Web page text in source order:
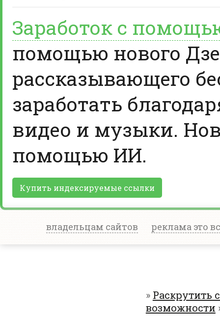
Заработок с
помощью нового
рассказывающего
заработать
видео и музыки.
помощью ИИ.
Купить индексируемые ссылки
владельцам сайтов реклама это
» Раскрутить
возможности